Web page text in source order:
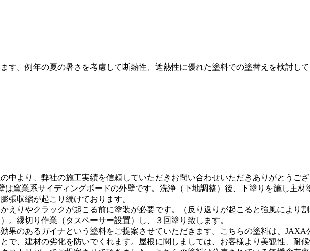
す。例年の夏の暑さを考慮して断熱性、遮熱性に優れた塗料での塗替えを検討し
中より、弊社の施工実績を信頼していただきお問い合わせいただきありがとうござ
窯業系サイディングボードの外壁です。洗浄（下地調整）後、下塗りを施し主材
張収縮が起こり続けております。
えりやクラックが起こる前に塗装が必要です。（反り返りが起こると強風により
。縁切り作業（タスペーサー設置）し、３回塗り致します。
果のあるガイナという塗料をご提案させていただきます。こちらの塗料は、
で、建材の劣化を防いでくれます。屋根に関しましては、お客様より美観性、耐